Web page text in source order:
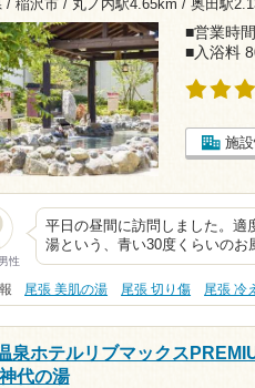
/ 稲沢市 / 丸ノ内駅4.65km / 奥田駅
■営業時
■入浴料
施
性
平日の昼間に訪問しました。適
湯という、青い30度くらいのお
尾張 美肌の湯 尾張 切り傷 尾張 冷
泉ホテルリブマックス
代の湯